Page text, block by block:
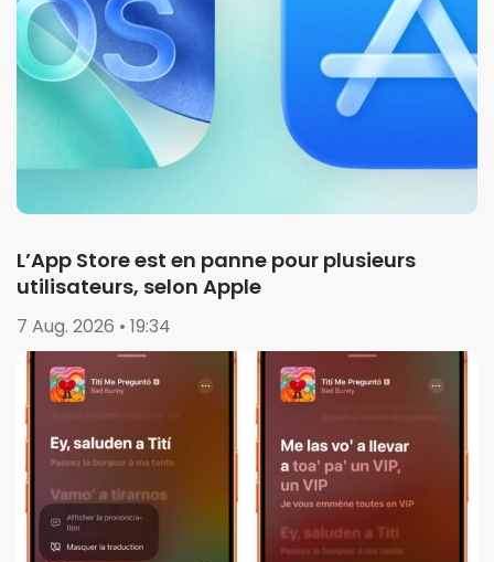
L’App Store est en panne pour plusieurs
utilisateurs, selon Apple
7 Aug. 2026 • 19:34